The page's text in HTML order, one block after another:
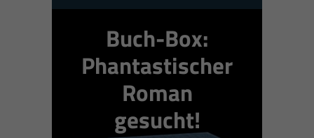
Buch-Box:
Phantastischer
Roman
gesucht!